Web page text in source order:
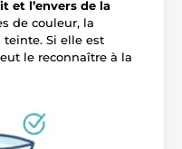
et l’envers de la
de couleur, la
Si elle est
le reconnaître à la